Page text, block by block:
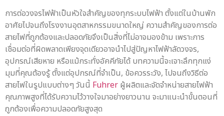
การต่อวงจรไฟฟ้าเป็นหัวใจสำคัญของทุกระบบไฟฟ้า ตั้งแต่ในบ้านพัก
อาศัยไปจนถึงโรงงานอุตสาหกรรมขนาดใหญ่ ความสำคัญของการต่อ
สายไฟที่ถูกต้องและปลอดภัยจึงเป็นสิ่งที่ไม่อาจมองข้าม เพราะการ
เชื่อมต่อที่ผิดพลาดเพียงจุดเดียวอาจนำไปสู่ปัญหาไฟฟ้าลัดวงจร,
อุปกรณ์เสียหาย หรือแม้กระทั่งอัคคีภัยได้ บทความนี้จะเจาะลึกทุกแง่
มุมที่คุณต้องรู้ ตั้งแต่อุปกรณ์ที่จำเป็น, ข้อควรระวัง, ไปจนถึงวิธีต่อ
สายไฟในรูปแบบต่างๆ วันนี้ Fuhrer ผู้ผลิตและจัดจำหน่ายสายไฟฟ้า
คุณภาพสูงที่ได้รับความไว้วางใจมาอย่างยาวนาน จะมาแนะนำขั้นตอนที่
ถูกต้องเพื่อความปลอดภัยสูงสุด